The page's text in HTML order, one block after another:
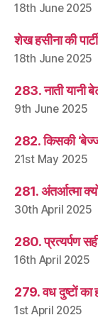
18th June 2025
शेख हसीना की
18th June 2025
283. नाती यानी
9th June 2025
282. किसकी
21st May 2025
281. अंतर्आत्मा
30th April 2025
280. प्रत्यर्पण
16th April 2025
279. वध दुष्टों का
1st April 2025